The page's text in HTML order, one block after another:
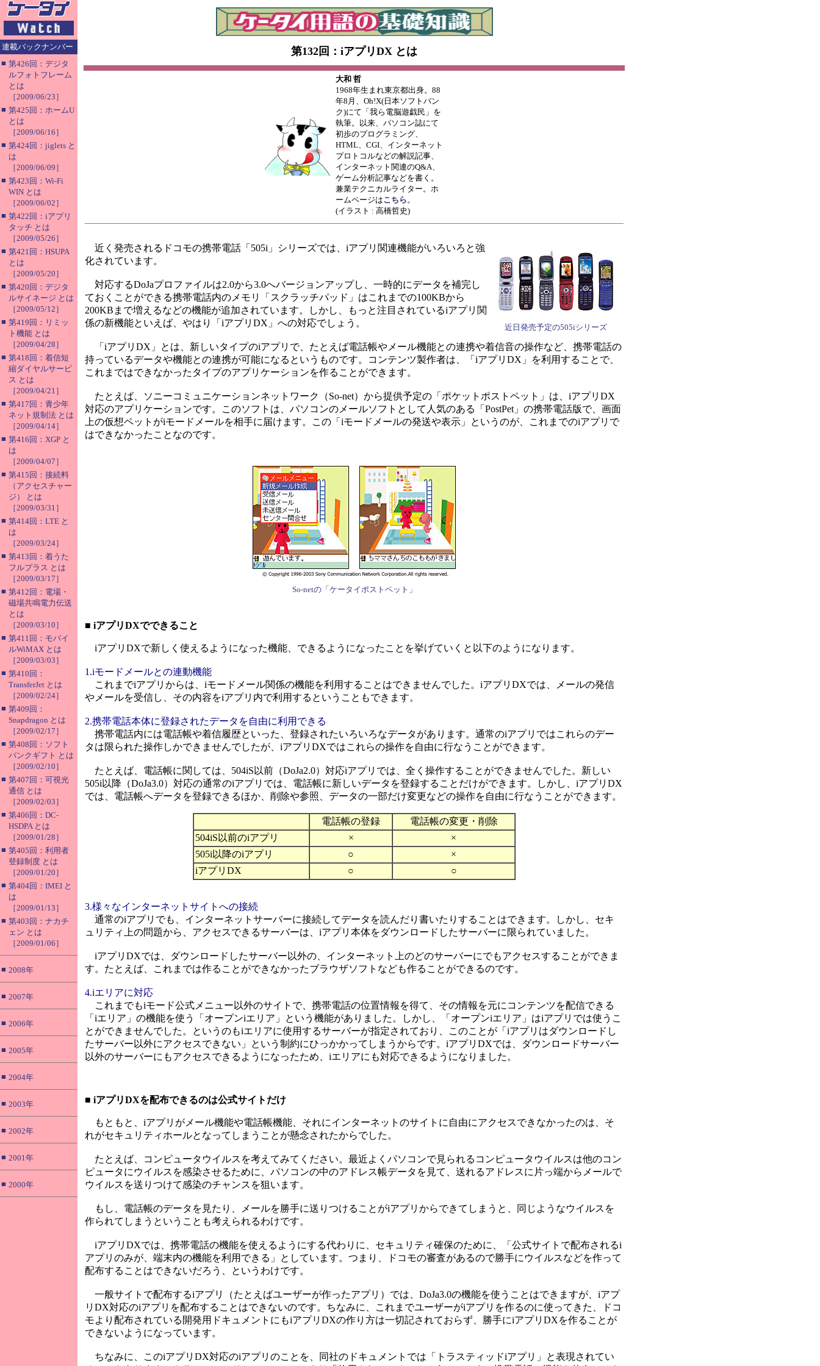
連載バックナンバー
■ 第426回：デジタ
ルフォトフレーム
とは
［2009/06/23］
■ 第425回：ホームU
とは
［2009/06/16］
■ 第424回：jiglets と
は
［2009/06/09］
■ 第423回：Wi-Fi
WIN とは
［2009/06/02］
■ 第422回：iアプリ
タッチ とは
［2009/05/26］
■ 第421回：HSUPA
とは
［2009/05/20］
■ 第420回：デジタ
ルサイネージ とは
［2009/05/12］
■ 第419回：リミッ
ト機能 とは
［2009/04/28］
■ 第418回：着信短
縮ダイヤルサービ
ス とは
［2009/04/21］
■ 第417回：青少年
ネット規制法 とは
［2009/04/14］
■ 第416回：XGP と
は
［2009/04/07］
■ 第415回：接続料
（アクセスチャー
ジ） とは
［2009/03/31］
■ 第414回：LTE と
は
［2009/03/24］
■ 第413回：着うた
フルプラス とは
［2009/03/17］
■ 第412回：電場・
磁場共鳴電力伝送
とは
［2009/03/10］
■ 第411回：モバイ
ルWiMAX とは
［2009/03/03］
■ 第410回：
TransferJet とは
［2009/02/24］
■ 第409回：
Snapdragon とは
［2009/02/17］
■ 第408回：ソフト
バンクギフト とは
［2009/02/10］
■ 第407回：可視光
通信 とは
［2009/02/03］
■ 第406回：DC-
HSDPA とは
［2009/01/28］
■ 第405回：利用者
登録制度 とは
［2009/01/20］
■ 第404回：IMEI と
は
［2009/01/13］
■ 第403回：ナカチ
ェン とは
［2009/01/06］
■ 2008年
■ 2007年
■ 2006年
■ 2005年
■ 2004年
■ 2003年
■ 2002年
■ 2001年
■ 2000年
第132回：iアプリDX とは
大和 哲
1968年生まれ東京都出身。88
年8月、Oh!X(日本ソフトバン
ク)にて「我ら電脳遊戯民」を
執筆。以来、パソコン誌にて
初歩のプログラミング、
HTML、CGI、インターネット
プロトコルなどの解説記事、
インターネット関連のQ&A、
ゲーム分析記事などを書く。
兼業テクニカルライター。ホ
ームページはこちら。
(イラスト : 高橋哲史)
近日発売予定の505iシリーズ
近く発売されるドコモの携帯電話「505i」シリーズでは、iアプリ関連機能がいろいろと強
化されています。
対応するDoJaプロファイルは2.0から3.0へバージョンアップし、一時的にデータを補完し
ておくことができる携帯電話内のメモリ「スクラッチパッド」はこれまでの100KBから
200KBまで増えるなどの機能が追加されています。しかし、もっと注目されているiアプリ関
係の新機能といえば、やはり「iアプリDX」への対応でしょう。
「iアプリDX」とは、新しいタイプのiアプリで、たとえば電話帳やメール機能との連携や着信音の操作など、携帯電話の
持っているデータや機能との連携が可能になるというものです。コンテンツ製作者は、「iアプリDX」を利用することで、
これまではできなかったタイプのアプリケーションを作ることができます。
たとえば、ソニーコミュニケーションネットワーク（So-net）から提供予定の「ポケットポストペット」は、iアプリDX
対応のアプリケーションです。このソフトは、パソコンのメールソフトとして人気のある「PostPet」の携帯電話版で、画面
上の仮想ペットがiモードメールを相手に届けます。この「iモードメールの発送や表示」というのが、これまでのiアプリで
はできなかったことなのです。
So-netの「ケータイポストペット」
■ iアプリDXでできること
iアプリDXで新しく使えるようになった機能、できるようになったことを挙げていくと以下のようになります。
1.iモードメールとの連動機能
これまでiアプリからは、iモードメール関係の機能を利用することはできませんでした。iアプリDXでは、メールの発信
やメールを受信し、その内容をiアプリ内で利用するということもできます。
2.携帯電話本体に登録されたデータを自由に利用できる
携帯電話内には電話帳や着信履歴といった、登録されたいろいろなデータがあります。通常のiアプリではこれらのデー
タは限られた操作しかできませんでしたが、iアプリDXではこれらの操作を自由に行なうことができます。
たとえば、電話帳に関しては、504iS以前（DoJa2.0）対応iアプリでは、全く操作することができませんでした。新しい
505i以降（DoJa3.0）対応の通常のiアプリでは、電話帳に新しいデータを登録することだけができます。しかし、iアプリDX
では、電話帳へデータを登録できるほか、削除や参照、データの一部だけ変更などの操作を自由に行なうことができます。
電話帳の登録
電話帳の変更・削除
504iS以前のiアプリ
×
×
505i以降のiアプリ
○
×
iアプリDX
○ ○
3.様々なインターネットサイトへの接続
通常のiアプリでも、インターネットサーバーに接続してデータを読んだり書いたりすることはできます。しかし、セキ
ュリティ上の問題から、アクセスできるサーバーは、iアプリ本体をダウンロードしたサーバーに限られていました。
iアプリDXでは、ダウンロードしたサーバー以外の、インターネット上のどのサーバーにでもアクセスすることができま
す。たとえば、これまでは作ることができなかったブラウザソフトなども作ることができるのです。
4.iエリアに対応
これまでもiモード公式メニュー以外のサイトで、携帯電話の位置情報を得て、その情報を元にコンテンツを配信できる
「iエリア」の機能を使う「オープンiエリア」という機能がありました。しかし、「オープンiエリア」はiアプリでは使うこ
とができませんでした。というのもiエリアに使用するサーバーが指定されており、このことが「iアプリはダウンロードし
たサーバー以外にアクセスできない」という制約にひっかかってしまうからです。iアプリDXでは、ダウンロードサーバー
以外のサーバーにもアクセスできるようになったため、iエリアにも対応できるようになりました。
■ iアプリDXを配布できるのは公式サイトだけ
もともと、iアプリがメール機能や電話帳機能、それにインターネットのサイトに自由にアクセスできなかったのは、そ
れがセキュリティホールとなってしまうことが懸念されたからでした。
たとえば、コンピュータウイルスを考えてみてください。最近よくパソコンで見られるコンピュータウイルスは他のコン
ピュータにウイルスを感染させるために、パソコンの中のアドレス帳データを見て、送れるアドレスに片っ端からメールで
ウイルスを送りつけて感染のチャンスを狙います。
もし、電話帳のデータを見たり、メールを勝手に送りつけることがiアプリからできてしまうと、同じようなウイルスを
作られてしまうということも考えられるわけです。
iアプリDXでは、携帯電話の機能を使えるようにする代わりに、セキュリティ確保のために、「公式サイトで配布されるi
アプリのみが、端末内の機能を利用できる」としています。つまり、ドコモの審査があるので勝手にウイルスなどを作って
配布することはできないだろう、というわけです。
一般サイトで配布するiアプリ（たとえばユーザーが作ったアプリ）では、DoJa3.0の機能を使うことはできますが、iアプ
リDX対応のiアプリを配布することはできないのです。ちなみに、これまでユーザーがiアプリを作るのに使ってきた、ドコ
モより配布されている開発用ドキュメントにもiアプリDXの作り方は一切記されておらず、勝手にiアプリDXを作ることが
できないようになっています。
ちなみに、このiアプリDX対応のiアプリのことを、同社のドキュメントでは「トラスティッドiアプリ」と表現されてい